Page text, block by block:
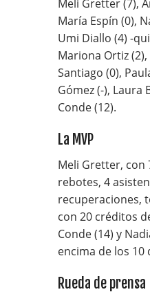
Meli Gretter (7),
María Espín (0),
Umi Diallo (4) -
Mariona Ortiz
Santiago (0),
Gómez (-), Laura
Conde (12).
La MVP
Meli Gretter, con
rebotes, 4
recuperaciones,
con 20 créditos
Conde (14) y
encima de los 10
Rueda de prensa